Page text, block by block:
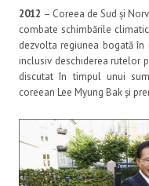
2012 – Coreea de Sud și
combate schimbările
dezvolta regiunea bogată în
inclusiv deschiderea rutelor
discutat în timpul unui
coreean Lee Myung Bak și